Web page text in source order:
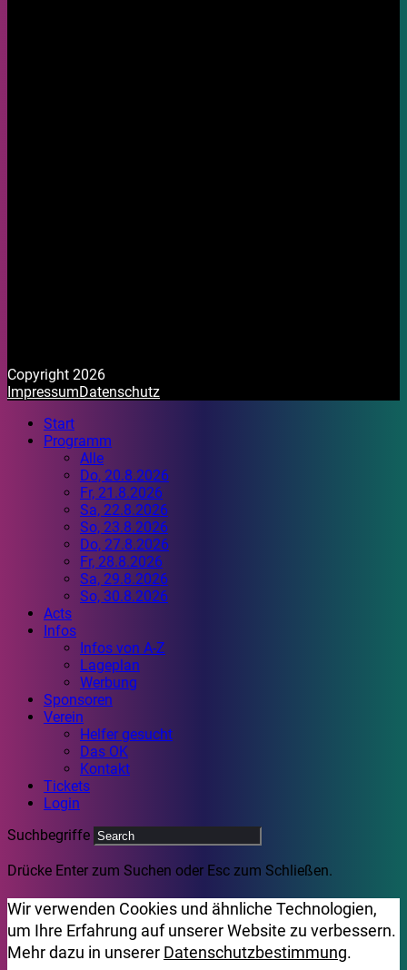
Copyright 2026
ImpressumDatenschutz
Start
Programm
Alle
Do, 20.8.2026
Fr, 21.8.2026
Sa, 22.8.2026
So, 23.8.2026
Do, 27.8.2026
Fr, 28.8.2026
Sa, 29.8.2026
So, 30.8.2026
Acts
Infos
Infos von A-Z
Lageplan
Werbung
Sponsoren
Verein
Helfer gesucht
Das OK
Kontakt
Tickets
Login
Suchbegriffe
Drücke Enter zum Suchen oder Esc zum Schließen.
Wir verwenden Cookies und ähnliche Technologien,
um Ihre Erfahrung auf unserer Website zu verbessern.
Mehr dazu in unserer Datenschutzbestimmung.